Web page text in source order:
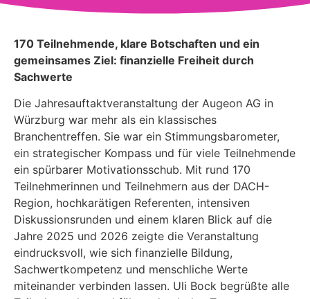
170 Teilnehmende, klare Botschaften und ein
gemeinsames Ziel: finanzielle Freiheit durch
Sachwerte
Die Jahresauftaktveranstaltung der Augeon AG in
Würzburg war mehr als ein klassisches
Branchentreffen. Sie war ein Stimmungsbarometer,
ein strategischer Kompass und für viele Teilnehmende
ein spürbarer Motivationsschub. Mit rund 170
Teilnehmerinnen und Teilnehmern aus der DACH-
Region, hochkarätigen Referenten, intensiven
Diskussionsrunden und einem klaren Blick auf die
Jahre 2025 und 2026 zeigte die Veranstaltung
eindrucksvoll, wie sich finanzielle Bildung,
Sachwertkompetenz und menschliche Werte
miteinander verbinden lassen. Uli Bock begrüßte alle